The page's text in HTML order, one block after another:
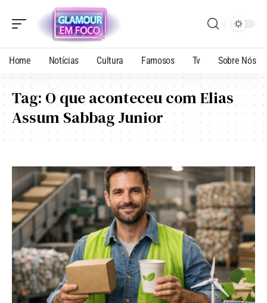
Home Notícias Cultura Famosos Tv Sobre Nós
Tag: O que aconteceu com Elias
Assum Sabbag Junior